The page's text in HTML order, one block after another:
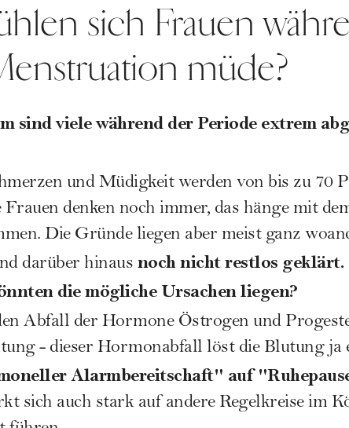
sich Frauen
müde?
sind viele während der Periode extrem
und Müdigkeit werden von bis zu 70
Frauen denken noch immer, das hänge mit
Die Gründe liegen aber meist ganz
darüber hinaus noch nicht restlos geklärt.
die mögliche Ursachen liegen?
Abfall der Hormone Östrogen und
- dieser Hormonabfall löst die Blutung ja
Alarmbereitschaft" auf
sich auch stark auf andere Regelkreise im